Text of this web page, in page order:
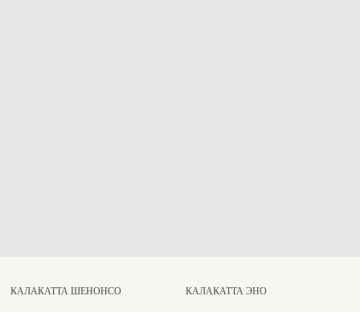
КАЛАКАТТА ШЕНОНСО КАЛАКАТТА ЭНО